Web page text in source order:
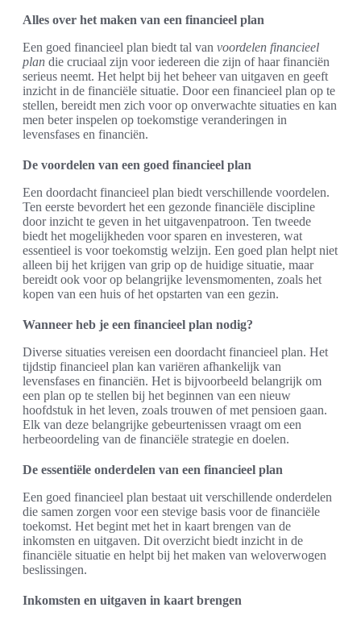
Alles over het maken van een financieel plan
Een goed financieel plan biedt tal van voordelen financieel
plan die cruciaal zijn voor iedereen die zijn of haar financiën
serieus neemt. Het helpt bij het beheer van uitgaven en geeft
inzicht in de financiële situatie. Door een financieel plan op te
stellen, bereidt men zich voor op onverwachte situaties en kan
men beter inspelen op toekomstige veranderingen in
levensfases en financiën.
De voordelen van een goed financieel plan
Een doordacht financieel plan biedt verschillende voordelen.
Ten eerste bevordert het een gezonde financiële discipline
door inzicht te geven in het uitgavenpatroon. Ten tweede
biedt het mogelijkheden voor sparen en investeren, wat
essentieel is voor toekomstig welzijn. Een goed plan helpt niet
alleen bij het krijgen van grip op de huidige situatie, maar
bereidt ook voor op belangrijke levensmomenten, zoals het
kopen van een huis of het opstarten van een gezin.
Wanneer heb je een financieel plan nodig?
Diverse situaties vereisen een doordacht financieel plan. Het
tijdstip financieel plan kan variëren afhankelijk van
levensfases en financiën. Het is bijvoorbeeld belangrijk om
een plan op te stellen bij het beginnen van een nieuw
hoofdstuk in het leven, zoals trouwen of met pensioen gaan.
Elk van deze belangrijke gebeurtenissen vraagt om een
herbeoordeling van de financiële strategie en doelen.
De essentiële onderdelen van een financieel plan
Een goed financieel plan bestaat uit verschillende onderdelen
die samen zorgen voor een stevige basis voor de financiële
toekomst. Het begint met het in kaart brengen van de
inkomsten en uitgaven. Dit overzicht biedt inzicht in de
financiële situatie en helpt bij het maken van weloverwogen
beslissingen.
Inkomsten en uitgaven in kaart brengen